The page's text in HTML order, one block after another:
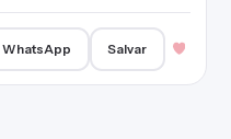
WhatsApp Salvar